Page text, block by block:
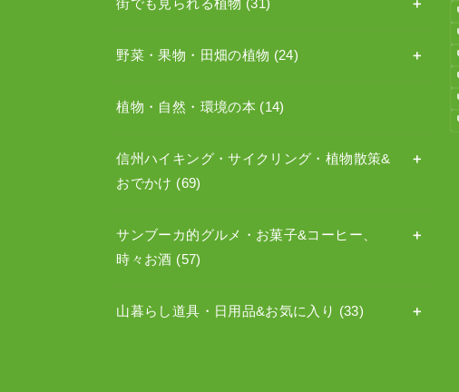
街でも見られる植物 (31)
野菜・果物・田畑の植物 (24)
植物・自然・環境の本 (14)
信州ハイキング・サイクリング・植物散策&
おでかけ (69)
サンブーカ的グルメ・お菓子&コーヒー、
時々お酒 (57)
山暮らし道具・日用品&お気に入り (33)